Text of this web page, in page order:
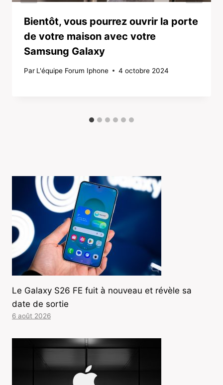
Bientôt, vous pourrez ouvrir la porte
de votre maison avec votre
Samsung Galaxy
Par L'équipe Forum Iphone 4 octobre 2024
Le Galaxy S26 FE fuit à nouveau et révèle sa
date de sortie
6 août 2026